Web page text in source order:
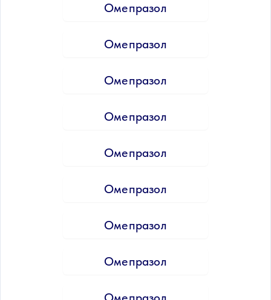
Омепразол
Омепразол
Омепразол
Омепразол
Омепразол
Омепразол
Омепразол
Омепразол